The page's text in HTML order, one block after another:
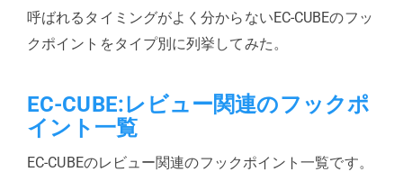
呼ばれるタイミングがよく分からないEC-CUBEのフッ
クポイントをタイプ別に列挙してみた。
EC-CUBE:レビュー関連のフックポ
イント一覧
EC-CUBEのレビュー関連のフックポイント一覧です。